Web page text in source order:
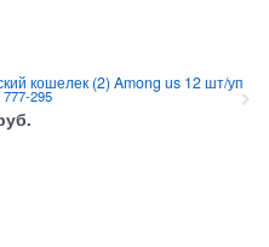
кошелек (2) Among us 12 шт/уп
777-295